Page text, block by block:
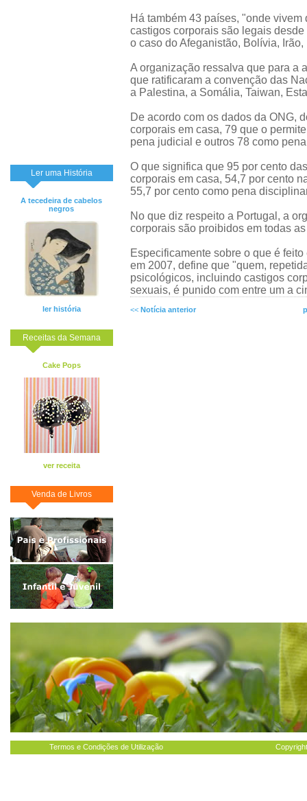
Ler uma História
A tecedeira de cabelos
negros
ler história
Receitas da Semana
Cake Pops
ver receita
Venda de Livros
Há também 43 países, "onde
castigos corporais são legais
o caso do Afeganistão, Bolívia,
A organização ressalva que para a
que ratificaram a convenção das
a Palestina, a Somália, Taiwan,
De acordo com os dados da ONG,
corporais em casa, 79 que o
pena judicial e outros 78 como
O que significa que 95 por cento
corporais em casa, 54,7 por cento
55,7 por cento como pena
No que diz respeito a Portugal, a
corporais são proibidos em todas
Especificamente sobre o que é
em 2007, define que "quem,
psicológicos, incluindo castigos
sexuais, é punido com entre um a
<< Notícia anterior
Termos e Condições de Utilização